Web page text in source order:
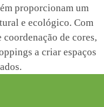
proporcionam um
e ecológico. Com
de cores,
a criar espaços